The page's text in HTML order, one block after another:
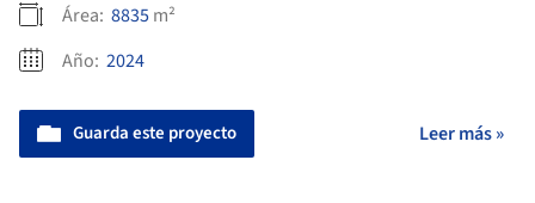
Área: 8835m²
Año: 2024
Guarda este proyecto Leer más »